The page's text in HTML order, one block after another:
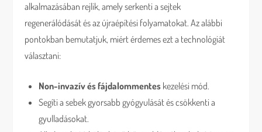
alkalmazásában rejlik, amely serkenti a sejtek
regenerálódását és az újraépítési folyamatokat. Az alábbi
pontokban bemutatjuk, miért érdemes ezt a technológiát
választani:
Non-invazív és fájdalommentes kezelési mód.
Segíti a sebek gyorsabb gyógyulását és csökkenti a
gyulladásokat.